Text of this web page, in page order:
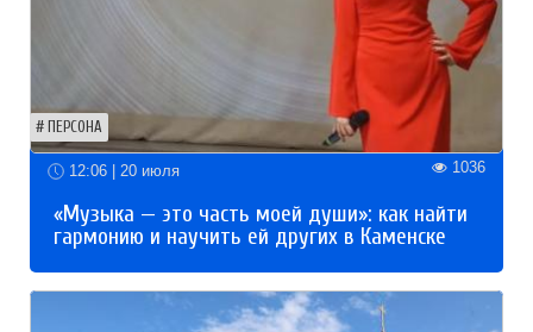
ПЕРСОНА
12:06 | 20 июля 1036
«Музыка — это часть моей души»: как найти
гармонию и научить ей других в Каменске